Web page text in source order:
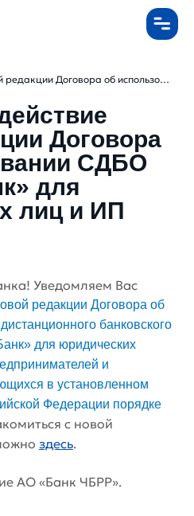
Введение в действие новой редакции Договора об использовании СДБО «Клиент-Банк» ...
Договора
СДБО
для
лиц и ИП
Уведомляем Вас
редакции Договора об
банковского
для юридических
и
в установленном
Федерации порядке
с новой
здесь.
АО «Банк ЧБРР».